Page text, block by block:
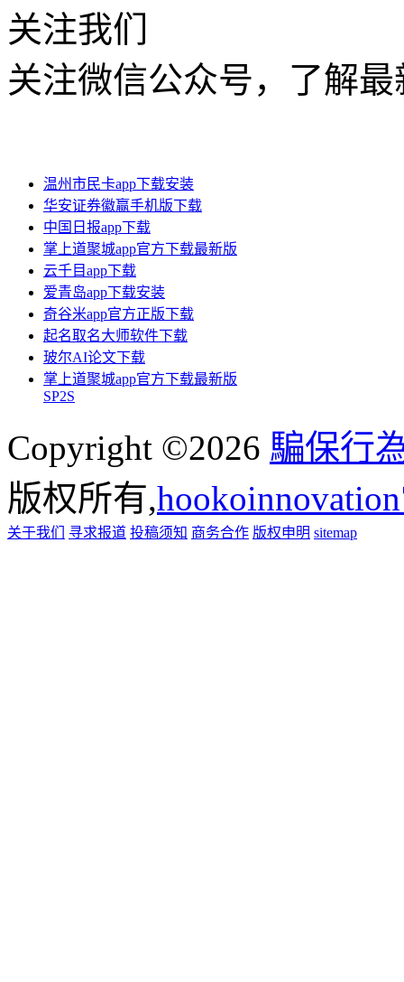
关注我们
关注微信公众号，了解
温州市民卡app下载安装
华安证券徽赢手机版下载
中国日报app下载
掌上道聚城app官方下载最新版
云千目app下载
爱青岛app下载安装
奇谷米app官方正版下载
起名取名大师软件下载
玻尔AI论文下载
掌上道聚城app官方下载最新版
SP2S
Copyright ©2026 騙保行
版权所有,
关于我们 寻求报道 投稿须知 商务合作 版权申明 sitemap